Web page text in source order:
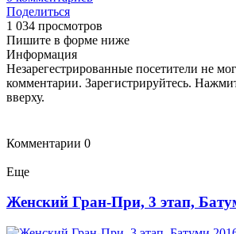
Поделиться
1 034 просмотров
Пишите в форме ниже
Информация
Незарегестрированные посетители не
комментарии. Зарегистрируйтесь.
вверху.
Комментарии 0
Еще
Женский Гран-При, 3 этап,